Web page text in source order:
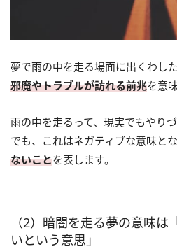
夢で雨の中を走る場面に出くわした
邪魔やトラブルが訪れる前兆を意
雨の中を走るって、現実でもやり
でも、これはネガティブな意味とな
ないことを表します。
（2）暗闇を走る夢の意味
いという意思」